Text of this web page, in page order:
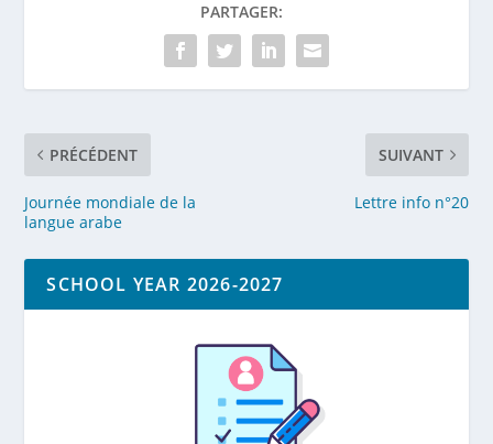
PARTAGER:
PRÉCÉDENT
Journée mondiale de la
langue arabe
SUIVANT
Lettre info n°20
SCHOOL YEAR 2026-2027